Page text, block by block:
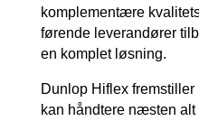
komplementære
førende leverandører
en komplet løsning.
Dunlop Hiflex
kan håndtere næsten alt